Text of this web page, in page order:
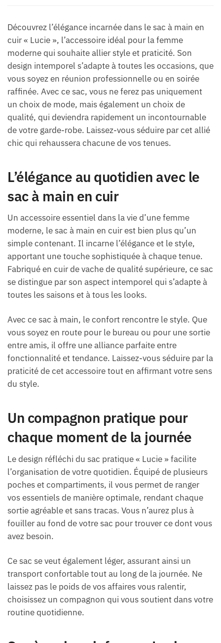
Découvrez l’élégance incarnée dans le sac à main en
cuir « Lucie », l’accessoire idéal pour la femme
moderne qui souhaite allier style et praticité. Son
design intemporel s’adapte à toutes les occasions, que
vous soyez en réunion professionnelle ou en soirée
raffinée. Avec ce sac, vous ne ferez pas uniquement
un choix de mode, mais également un choix de
qualité, qui deviendra rapidement un incontournable
de votre garde-robe. Laissez-vous séduire par cet allié
chic qui rehaussera chacune de vos tenues.
L’élégance au quotidien avec le
sac à main en cuir
Un accessoire essentiel dans la vie d’une femme
moderne, le sac à main en cuir est bien plus qu’un
simple contenant. Il incarne l’élégance et le style,
apportant une touche sophistiquée à chaque tenue.
Fabriqué en cuir de vache de qualité supérieure, ce sac
se distingue par son aspect intemporel qui s’adapte à
toutes les saisons et à tous les looks.
Avec ce sac à main, le confort rencontre le style. Que
vous soyez en route pour le bureau ou pour une sortie
entre amis, il offre une alliance parfaite entre
fonctionnalité et tendance. Laissez-vous séduire par la
praticité de cet accessoire tout en affirmant votre sens
du style.
Un compagnon pratique pour
chaque moment de la journée
Le design réfléchi du sac pratique « Lucie » facilite
l’organisation de votre quotidien. Équipé de plusieurs
poches et compartiments, il vous permet de ranger
vos essentiels de manière optimale, rendant chaque
sortie agréable et sans tracas. Vous n’aurez plus à
fouiller au fond de votre sac pour trouver ce dont vous
avez besoin.
Ce sac se veut également léger, assurant ainsi un
transport confortable tout au long de la journée. Ne
laissez pas le poids de vos affaires vous ralentir,
choisissez un compagnon qui vous soutient dans votre
routine quotidienne.